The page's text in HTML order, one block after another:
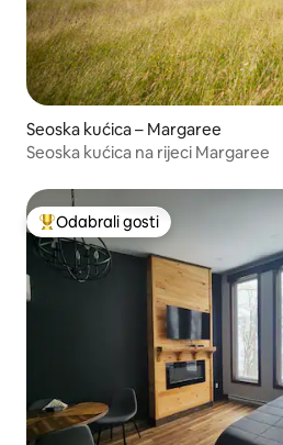
Seoska kućica – Margaree
Seoska kućica na rijeci Margaree
Među najviše rangiranima s
Odabrali gosti